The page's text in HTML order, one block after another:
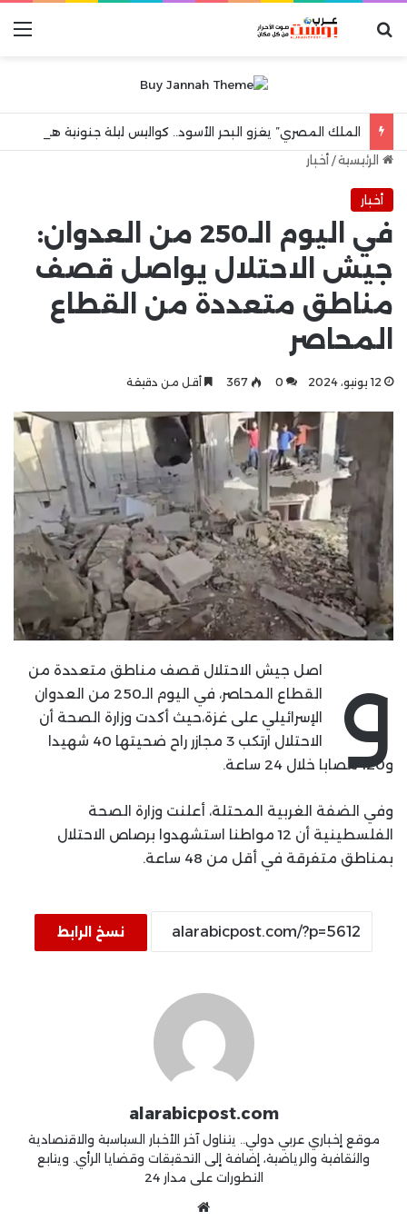
بحث عن
الرئيسية/ أخبار
أخبار
في اليوم الـ250 من العدوان:
جيش الاحتلال يواصل قصف
مناطق متعددة من القطاع
المحاصر
12 يونيو، 2024 0
367 أقل من دقيقة
و
اصل جيش الاحتلال قصف مناطق متعددة من
القطاع المحاصر، في اليوم الـ250 من العدوان
الإسرائيلي على غزة،حيث أكدت وزارة الصحة أن
الاحتلال ارتكب 3 مجازر راح ضحيتها 40 شهيدا
و120 مصابا خلال 24 ساعة.
وفي الضفة الغربية المحتلة، أعلنت وزارة الصحة
الفلسطينية أن 12 مواطنا استشهدوا برصاص الاحتلال
بمناطق متفرقة في أقل من 48 ساعة.
نسخ الرابط
alarabicpost.com
موقع إخباري عربي دولي.. يتناول آخر الأخبار السياسية والاقتصادية
والثقافية والرياضية، إضافة إلى التحقيقات وقضايا الرأي. ويتابع
التطورات على مدار 24